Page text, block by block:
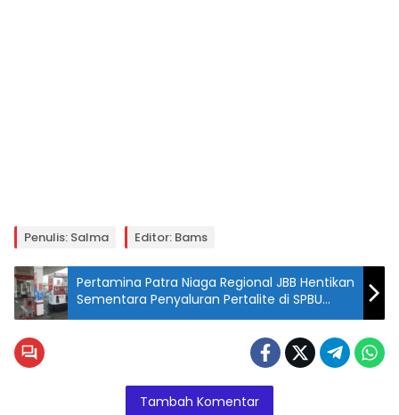
Penulis: Salma Editor: Bams
Pertamina Patra Niaga Regional JBB Hentikan
Sementara Penyaluran Pertalite di SPBU
Bekasi
Tambah Komentar